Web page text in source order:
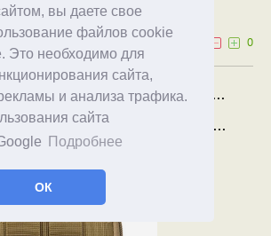
вы даете свое
файлов cookie
Это необходимо для
сайта,
и анализа трафика.
сайта
Подробнее
ОК
0
одного фото с видом сзади...
тридцать сек покопаться...